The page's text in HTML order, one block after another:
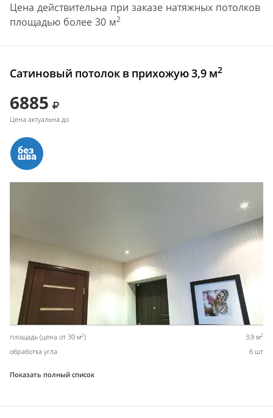
Цена действительна при заказе натяжных потолков
площадью более 30 м2
Сатиновый потолок в прихожую 3,9 м2
6885
Цена актуальна до
площадь (цена от 30 м2) 3,9 м2
обработка угла 6 шт
Показать полный список